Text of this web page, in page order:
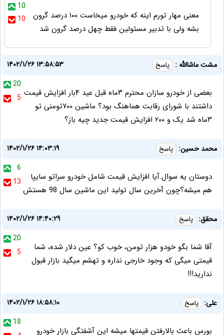
10
10
معنی مهار تورم اینه که خودرو میخاست ۱۰۰ درصد گرون
بشه ولی با تدبیر مسئولین فقط چهل درصد گرون شد
مشت ماشاالله : پاسخ
۱۴۰۲/۱/۲۶ ۱۳:۵۸:۵۳
20
5 بعضی از خودرو سازان محترم ۳ماه قبل عید ۴بار افزایش قیمت
داشتند با شورای رقابت هماهنگ بود؟ ماشین ۷۰۰تومنی تو
۳ماه شد یک و ۲۰۰ افزایش قیمت جدید چیه باز؟
محمد حسین: پاسخ
۱۴۰۲/۱/۲۶ ۱۴:۰۳:۱۹
6
13
دوستان یه سوال.آیا افزایش قیمت شامل خودرو سراتو سایپا
هم میشه؟چون آخرین سال تولید این ماشین سال 98 هستش
محقق: پاسخ
۱۴۰۲/۱/۲۶ ۱۴:۴۰:۲۹
20
5
آقا شما بگو خودو هزار تومن، خوب کو؟ عین دلار شده، شما
قیمتی میگی که وجود خارجی نداره و تهشم میگید بازار قبول
ندارید!!!
علی: پاسخ
۱۴۰۲/۱/۲۶ ۱۸:۵۸:۱۰
18
بورس باعث بالارفتن قیمتها میشه این آشفتگی بازار خودرو